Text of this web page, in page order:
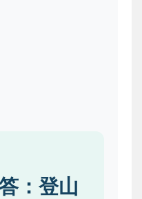
：登山